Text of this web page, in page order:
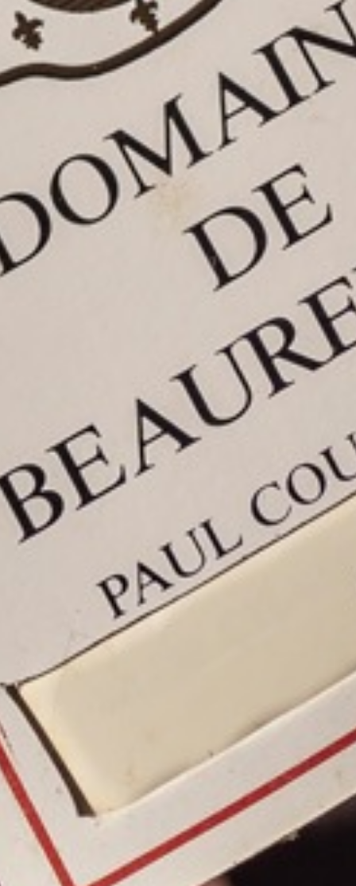
NOTRE
MANIFESTE
NOTRE TERRE
NOS RACINES
NOS VINS